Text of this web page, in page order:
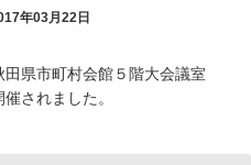
年03月22日
県市町村会館５階大会議室
されました。